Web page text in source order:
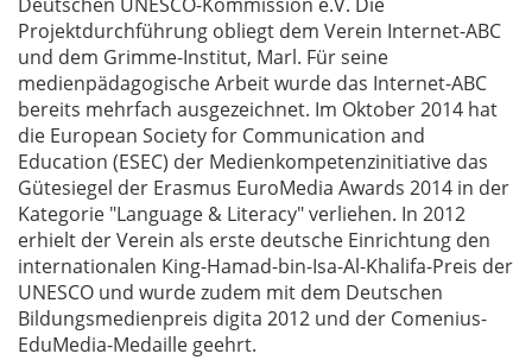
Projektdurchführung obliegt dem Verein Internet-ABC
und dem Grimme-Institut, Marl. Für seine
medienpädagogische Arbeit wurde das Internet-ABC
bereits mehrfach ausgezeichnet. Im Oktober 2014 hat
die European Society for Communication and
Education (ESEC) der Medienkompetenzinitiative das
Gütesiegel der Erasmus EuroMedia Awards 2014 in der
Kategorie "Language & Literacy" verliehen. In 2012
erhielt der Verein als erste deutsche Einrichtung den
internationalen King-Hamad-bin-Isa-Al-Khalifa-Preis der
UNESCO und wurde zudem mit dem Deutschen
Bildungsmedienpreis digita 2012 und der Comenius-
EduMedia-Medaille geehrt.